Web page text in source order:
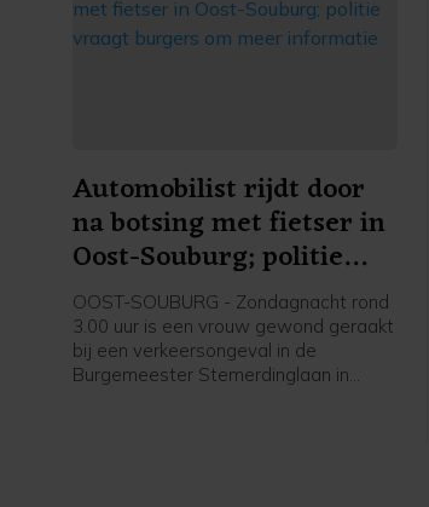
Automobilist rijdt door
na botsing met fietser in
Oost-Souburg; politie
vraagt burgers om meer
informatie
OOST-SOUBURG - Zondagnacht rond
3.00 uur is een vrouw gewond geraakt
bij een verkeersongeval in de
Burgemeester Stemerdinglaan in